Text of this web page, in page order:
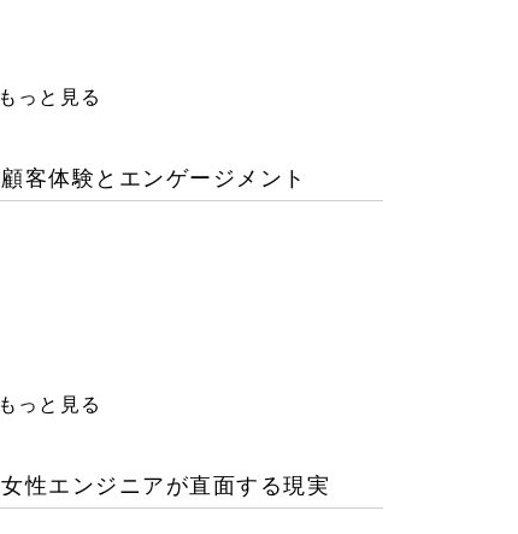
もっと見る
顧客体験とエンゲージメント
もっと見る
女性エンジニアが直面する現実